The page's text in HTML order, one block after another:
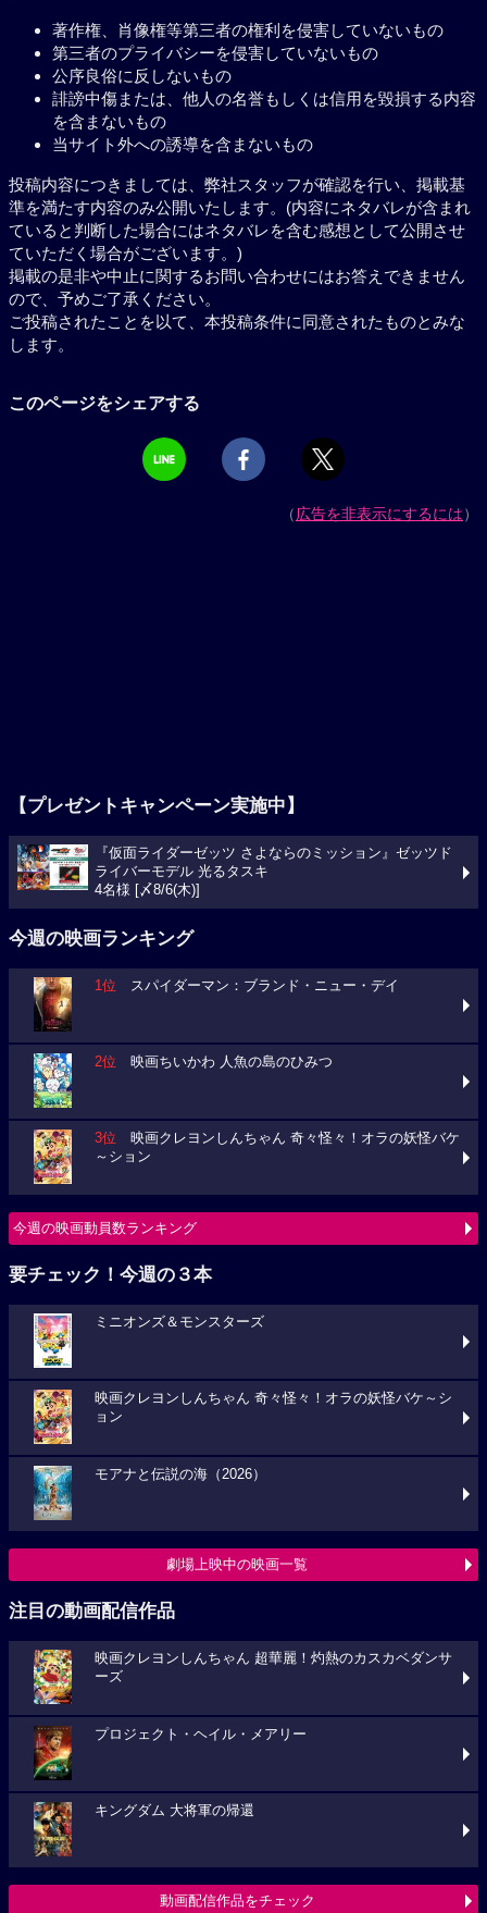
著作権、肖像権等第三者の権利を侵害していないもの
第三者のプライバシーを侵害していないもの
公序良俗に反しないもの
誹謗中傷または、他人の名誉もしくは信用を毀損する内容
を含まないもの
当サイト外への誘導を含まないもの
投稿内容につきましては、弊社スタッフが確認を行い、掲載基
準を満たす内容のみ公開いたします。(内容にネタバレが含まれ
ていると判断した場合にはネタバレを含む感想として公開させ
ていただく場合がございます。)
掲載の是非や中止に関するお問い合わせにはお答えできません
ので、予めご了承ください。
ご投稿されたことを以て、本投稿条件に同意されたものとみな
します。
このページをシェアする
（広告を非表示にするには）
【プレゼントキャンペーン実施中】
『仮面ライダーゼッツ さよならのミッション』ゼッツド
ライバーモデル 光るタスキ
4名様 [〆8/6(木)]
今週の映画ランキング
1位 スパイダーマン：ブランド・ニュー・デイ
2位 映画ちいかわ 人魚の島のひみつ
3位 映画クレヨンしんちゃん 奇々怪々！オラの妖怪バケ
～ション
今週の映画動員数ランキング
要チェック！今週の３本
ミニオンズ＆モンスターズ
映画クレヨンしんちゃん 奇々怪々！オラの妖怪バケ～シ
ョン
モアナと伝説の海（2026）
劇場上映中の映画一覧
注目の動画配信作品
映画クレヨンしんちゃん 超華麗！灼熱のカスカベダンサ
ーズ
プロジェクト・ヘイル・メアリー
キングダム 大将軍の帰還
動画配信作品をチェック